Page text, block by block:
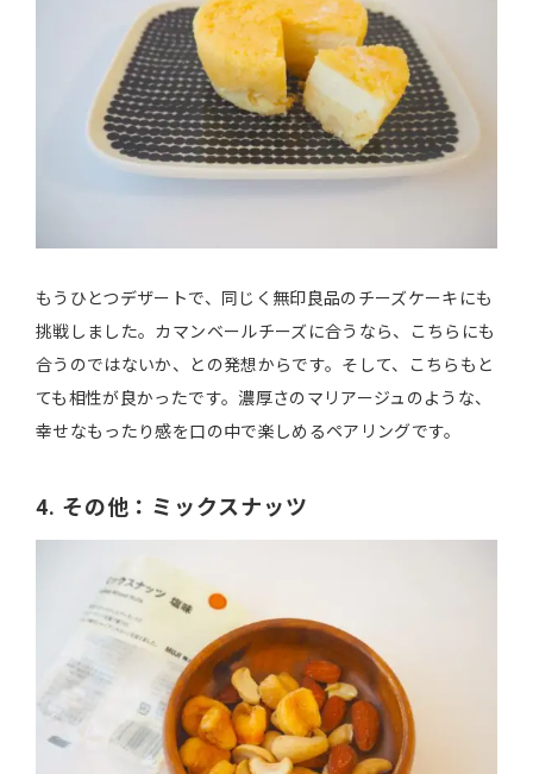
もうひとつデザートで、同じく無印良品のチーズケーキにも
挑戦しました。カマンベールチーズに合うなら、こちらにも
合うのではないか、との発想からです。そして、こちらもと
ても相性が良かったです。濃厚さのマリアージュのような、
幸せなもったり感を口の中で楽しめるペアリングです。
4. その他：ミックスナッツ